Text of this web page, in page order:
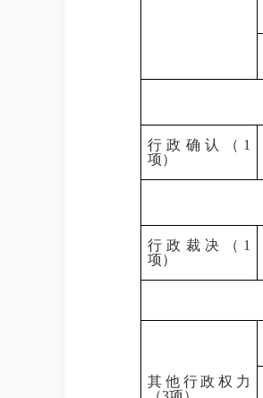
行政确认（ 1
项）
行政裁决（ 1
项）
其他行政权力